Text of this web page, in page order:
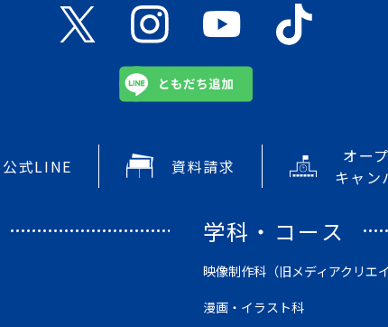
公式LINE 資料請求
オー
キャン
学科・コース
映像制作科（旧メディアクリエ
漫画・イラスト科